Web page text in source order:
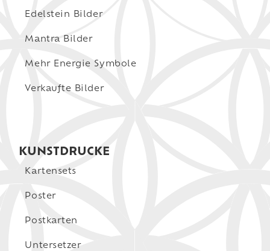
Edelstein Bilder
Mantra Bilder
Mehr Energie Symbole
Verkaufte Bilder
KUNSTDRUCKE
Kartensets
Poster
Postkarten
Untersetzer